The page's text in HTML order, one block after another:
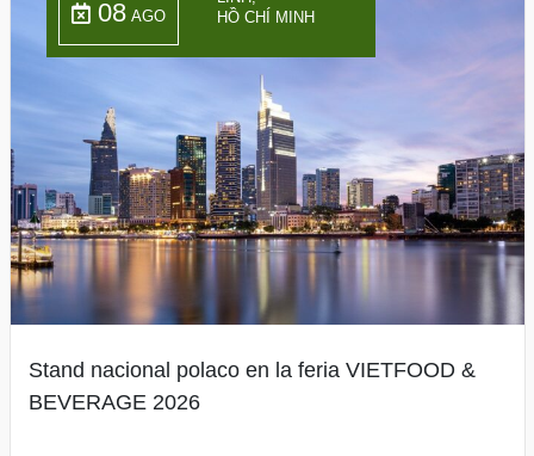
08 AGO
HỒ CHÍ MINH
Stand nacional polaco en la feria VIETFOOD &
BEVERAGE 2026